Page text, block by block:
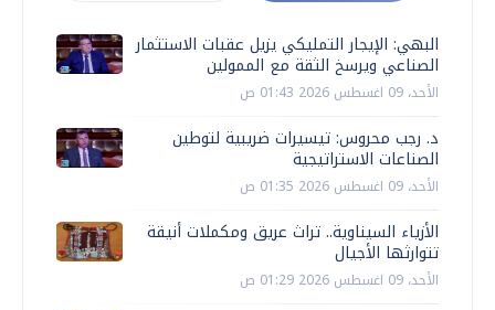
البهي: الإيجار التمليكي يزيل عقبات الاستثمار
الصناعي ويرسخ الثقة مع الممولين
الأحد، 09 اغسطس 2026 01:43 ص
د. رجب محروس: تيسيرات ضريبية لتوطين
الصناعات الاستراتيجية
الأحد، 09 اغسطس 2026 01:35 ص
الأزياء السيناوية.. تراث عريق ومكملات أنيقة
تتوارثها الأجيال
الأحد، 09 اغسطس 2026 01:29 ص